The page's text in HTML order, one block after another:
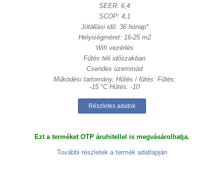
SEER: 6,4
SCOP: 4,1
Jótállási idő: 36 hónap*
Helyiségméret: 16-25 m2
Wifi vezérlés
Fűtés téli időszakban
Csendes üzemmód
Működési tartomány, Hűtés / fűtés: Fűtés:
-15 °C Hűtés: -10
Részletes adatok
Ezt a terméket OTP áruhitellel is megvásárolhatja.
További részletek a termék adatlapján